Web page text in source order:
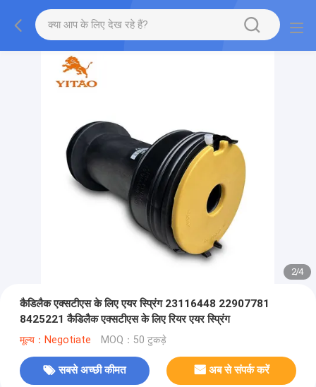
2/4
कैडिलैक एक्सटीएस के लिए एयर स्प्रिंग 23116448 22907781
8425221 कैडिलैक एक्सटीएस के लिए रियर एयर स्प्रिंग
मूल्य：Negotiate MOQ：50 टुकड़े
सबसे अच्छी कीमत अब से संपर्क करें